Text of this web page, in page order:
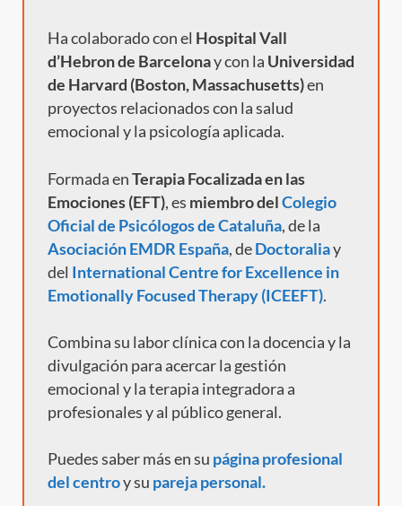
Ha colaborado con el Hospital Vall
d’Hebron de Barcelonay con la Universidad
de Harvard (Boston, Massachusetts)en
proyectos relacionados con la salud
emocional y la psicología aplicada.
Formada enTerapia Focalizada en las
Emociones (EFT), es miembro delColegio
Oficial de Psicólogos de Cataluña, de la
Asociación EMDR España, deDoctoraliay
del International Centre for Excellence in
Emotionally Focused Therapy (ICEEFT).
Combina su labor clínica con la docencia y la
divulgación para acercar la gestión
emocional y la terapia integradora a
profesionales y al público general.
Puedes saber más en su página profesional
del centroysu pareja personal.